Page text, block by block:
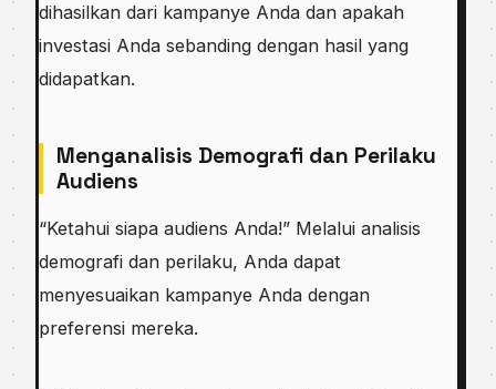
dihasilkan dari kampanye Anda dan apakah
investasi Anda sebanding dengan hasil yang
didapatkan.
Menganalisis Demografi dan Perilaku
Audiens
“Ketahui siapa audiens Anda!” Melalui analisis
demografi dan perilaku, Anda dapat
menyesuaikan kampanye Anda dengan
preferensi mereka.